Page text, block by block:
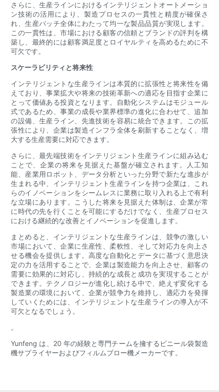
さらに、生産ラインにおけるインテリジェントオートメーショ
ン技術の活用により、製造プロセスの一貫性と精度が確保さ
れ、生産バッチ全体にわたって均一な製品品質が実現します。
この一貫性は、市場における顧客の信頼とブランドの評判を構
築し、最終的には顧客満足度とロイヤルティを高めるために不
可欠です。
スケーラビリティと将来性
インテリジェントな生産ラインは本質的に拡張性と将来性を備
えており、事業拡大や将来の技術革新への適応を目指す企業に
とって価値ある投資となります。自動化システムはモジュール
式であるため、事業の成長や業界標準の進化に合わせて、追加
の設備、生産ライン、先進技術を容易に統合できます。この拡
張性により、企業は製造インフラ全体を刷新することなく、増
大する生産需要に対応できます。
さらに、最先端技術をインテリジェント生産ラインに組み込む
ことで、企業の将来を見据えた基盤が確立されます。人工知
能、産業用ロボット、データ分析といった分野で新たな進歩が
生まれる中、インテリジェント生産ラインを持つ企業は、これ
らのイノベーションをシームレスに業務に取り入れる上で有利
な立場にあります。こうした将来を見据えた体制は、企業が常
に時代の先を行くことを可能にするだけでなく、生産プロセス
における継続的な改善とイノベーションを促進します。
まとめると、インテリジェントな生産ラインは、競争の激しい
市場において、企業に生産性、柔軟性、そして対応力を向上さ
せる機会を提供します。高度な自動化とデータに基づく意思決
定の力を活用することで、企業は製造能力を向上させ、顧客の
需要に効果的に対応し、持続的な成長と成功を実現することが
できます。テクノロジーが進化し続ける中で、絶えず変化する
製造業の環境において、企業が競争力を維持し、適応力を発揮
していくためには、インテリジェントな生産ラインの導入が不
可欠となるでしょう。
。
Yunfeng は、20 年の経験と専門チームを擁するビニール袋製造
機サプライヤーおよびフィルムブロー機メーカーです。